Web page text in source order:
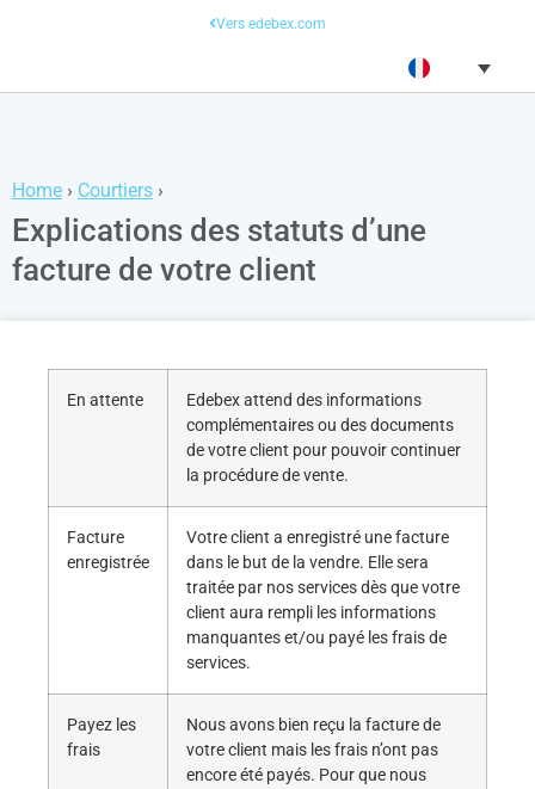
Vers edebex.com
Home › Courtiers ›
Explications des statuts d’une
facture de votre client
En attente
Edebex attend des informations
complémentaires ou des documents
de votre client pour pouvoir continuer
la procédure de vente.
Facture
enregistrée
Votre client a enregistré une facture
dans le but de la vendre. Elle sera
traitée par nos services dès que votre
client aura rempli les informations
manquantes et/ou payé les frais de
services.
Payez les
frais
Nous avons bien reçu la facture de
votre client mais les frais n’ont pas
encore été payés. Pour que nous